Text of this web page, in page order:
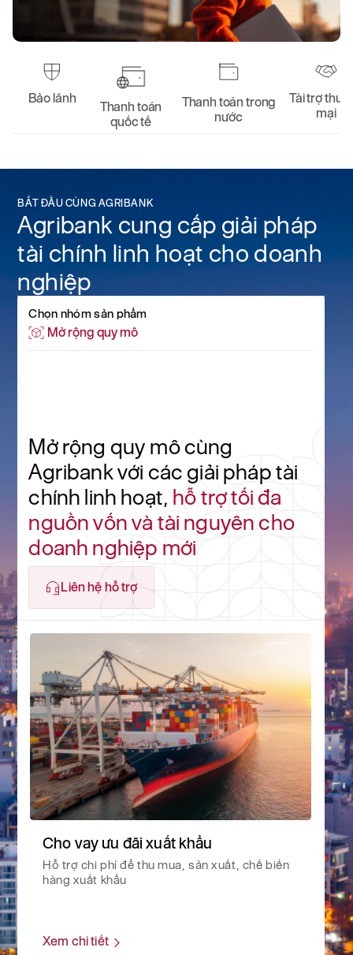
Bảo lãnh
Thanh toán
quốc tế
Thanh toán trong
nước
Tài trợ
mại
BẮT ĐẦU CÙNG AGRIBANK
Agribank cung cấp giải pháp
tài chính linh hoạt cho doanh
nghiệp
Chọn nhóm sản phẩm
Mở rộng quy mô
Mở rộng quy mô cùng
Agribank với các giải pháp tài
chính linh hoạt, hỗ trợ tối đa
nguồn vốn và tài nguyên cho
doanh nghiệp mới
Liên hệ hỗ trợ
Cho vay ưu đãi xuất khẩu
Hỗ trợ chi phí để thu mua, sản xuất, chế biến
hàng xuất khẩu
Xem chi tiết